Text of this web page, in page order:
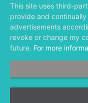
This site uses third-
provide and
advertisements
revoke or change my
future. For more